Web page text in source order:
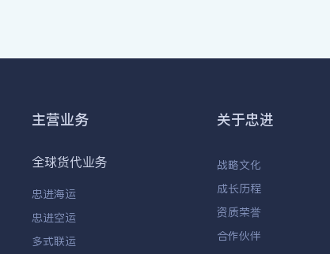
主营业务
全球货代业务
忠进海运
忠进空运
多式联运
关于忠进
战略文化
成长历程
资质荣誉
合作伙伴